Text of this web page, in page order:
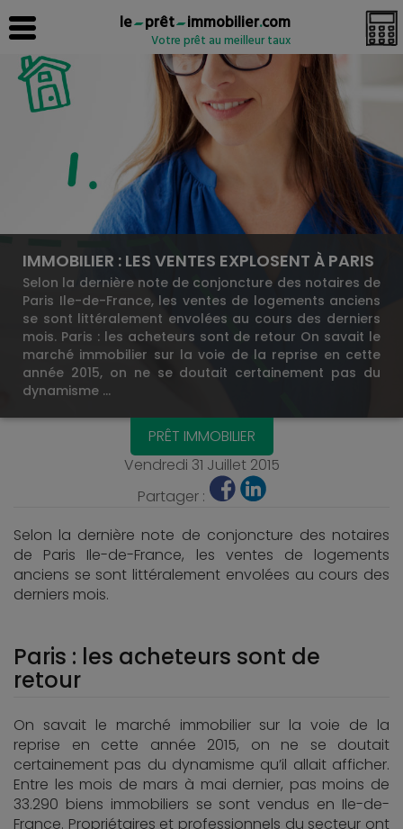
le prêt immobilier.com
Votre prêt au meilleur taux
IMMOBILIER : LES VENTES EXPLOSENT À PARIS
Selon la dernière note de conjoncture des notaires de
Paris Ile-de-France, les ventes de logements anciens
se sont littéralement envolées au cours des derniers
mois. Paris : les acheteurs sont de retour On savait le
marché immobilier sur la voie de la reprise en cette
année 2015, on ne se doutait certainement pas du
dynamisme …
PRÊT IMMOBILIER
Vendredi 31 Juillet 2015
Partager :
Selon la dernière note de conjoncture des notaires
de Paris Ile-de-France, les ventes de logements
anciens se sont littéralement envolées au cours des
derniers mois.
Paris : les acheteurs sont de
retour
On savait le marché immobilier sur la voie de la
reprise en cette année 2015, on ne se doutait
certainement pas du dynamisme qu’il allait afficher.
Entre les mois de mars à mai dernier, pas moins de
33.290 biens immobiliers se sont vendus en Ile-de-
France. Propriétaires et professionnels du secteur ont